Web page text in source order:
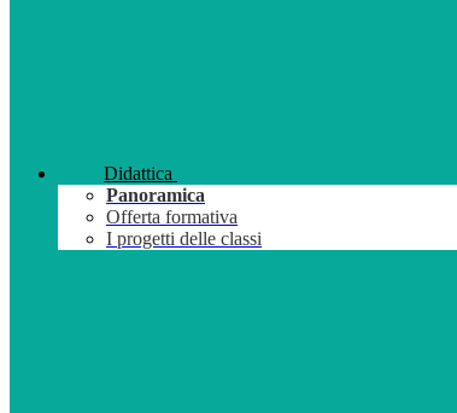
Didattica
Panoramica
Offerta formativa
I progetti delle classi